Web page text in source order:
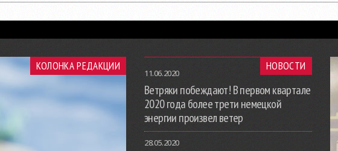
КОЛОНКА РЕДАКЦИИ НОВОСТИ
11.06.2020
Ветряки побеждают! В первом квартале
2020 года более трети немецкой
энергии произвел ветер
28.05.2020